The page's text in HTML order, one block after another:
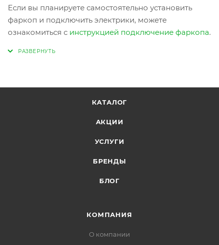
Если вы планируете самостоятельно установить
фаркоп и подключить электрики, можете
ознакомиться с инструкцией подключение фаркопа.
КАТАЛОГ
АКЦИИ
УСЛУГИ
БРЕНДЫ
БЛОГ
КОМПАНИЯ
О компании